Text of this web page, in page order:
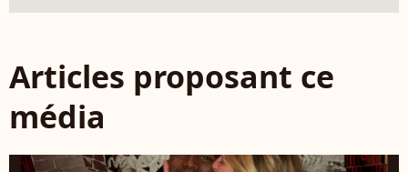
Articles proposant ce
média